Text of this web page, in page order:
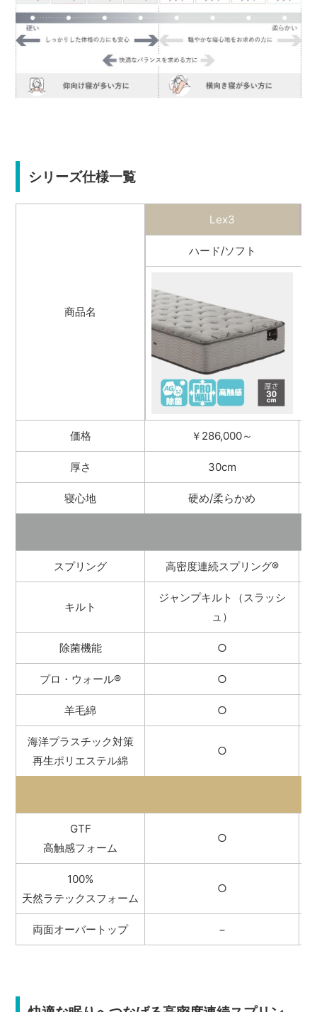
シリーズ仕様一覧
商品名
Lex3
ハード/ソフト
価格 ￥286,000～
厚さ 30cm
寝心地 硬め/柔らかめ
スプリング 高密度連続スプリング®
キルト
ジャンプキルト（スラッシ
ュ）
除菌機能 ○
プロ・ウォール® ○
羊毛綿 ○
海洋プラスチック対策
再生ポリエステル綿
○
GTF
高触感フォーム
○
100%
天然ラテックスフォーム
○
両面オーバートップ −